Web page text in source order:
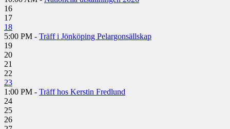
16
17
18
5:00 PM - Träff i Jönköping Pelargonsällskap
19
20
21
22
23
1:00 PM - Träff hos Kerstin Fredlund
24
25
26